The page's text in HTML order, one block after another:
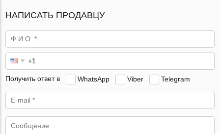
НАПИСАТЬ ПРОДАВЦУ
Получить ответ в WhatsApp Viber Telegram